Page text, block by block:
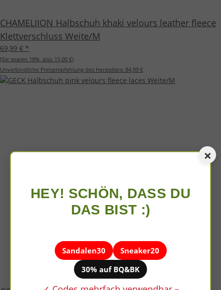
CHAMELIION Halbschuh khaki velours leather fleece
Klettverschluss Weite/M
69,99 € *
(Sie sparen 18%, also 15,00 €)
Unverbindliche Preisempfehlung des Herstellers: 84,99 €
×
HEY! SCHÖN, DASS DU
DAS BIST :)
Sandalen30
Sneaker20
30% auf BQ&BK